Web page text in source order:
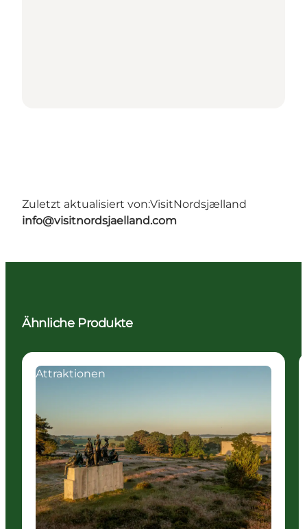
Zuletzt aktualisiert von:VisitNordsjælland
info@visitnordsjaelland.com
Ähnliche Produkte
Attraktionen